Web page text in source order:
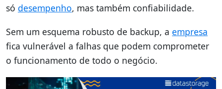
só desempenho, mas também confiabilidade.
Sem um esquema robusto de backup, a empresa
fica vulnerável a falhas que podem comprometer
o funcionamento de todo o negócio.